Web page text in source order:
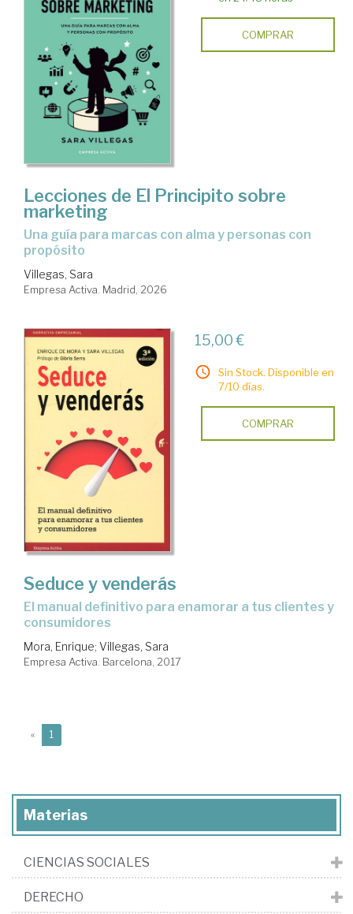
COMPRAR
Lecciones de El Principito sobre
marketing
Una guía para marcas con alma y personas con
propósito
Villegas, Sara
Empresa Activa. Madrid, 2026
15,00 €
Sin Stock. Disponible en
7/10 días.
COMPRAR
Seduce y venderás
el manual definitivo para enamorar a tus clientes y
consumidores
Mora, Enrique; Villegas, Sara
Empresa Activa. Barcelona, 2017
« 1
Materias
CIENCIAS SOCIALES
DERECHO